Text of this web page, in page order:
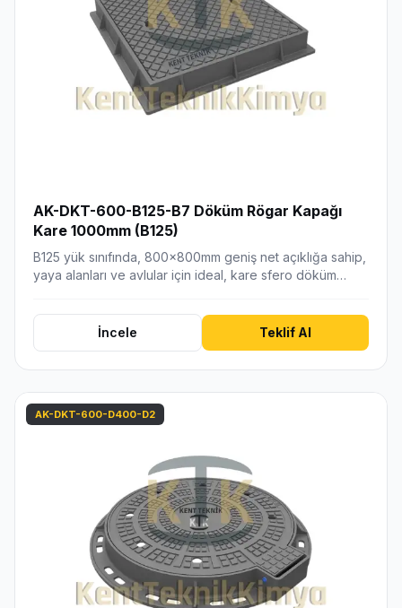
AK-DKT-600-B125-B7 Döküm Rögar Kapağı
Kare 1000mm (B125)
B125 yük sınıfında, 800x800mm geniş net açıklığa sahip,
yaya alanları ve avlular için ideal, kare sfero döküm…
İncele Teklif Al
AK-DKT-600-D400-D2